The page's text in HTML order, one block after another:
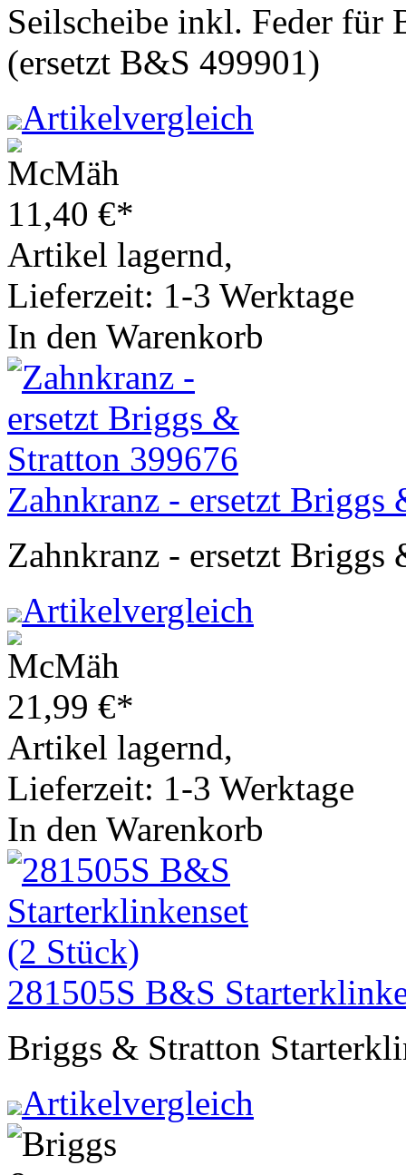
Seilscheibe inkl. Feder für
(ersetzt B&S 499901)
Artikelvergleich
11,40 €*
Artikel lagernd,
Lieferzeit: 1-3 Werktage
In den Warenkorb
Zahnkranz - ersetzt Briggs
Zahnkranz - ersetzt Briggs
Artikelvergleich
21,99 €*
Artikel lagernd,
Lieferzeit: 1-3 Werktage
In den Warenkorb
281505S B&S
Briggs & Stratton
Artikelvergleich